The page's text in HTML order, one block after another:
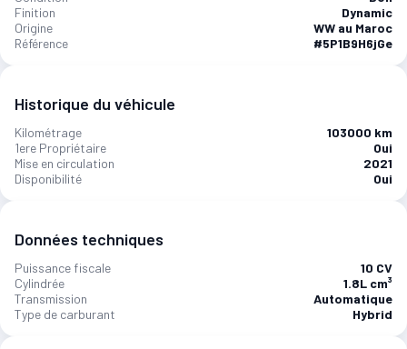
Finition
Dynamic
Origine
WW au Maroc
Référence
#5P1B9H6jGe
Historique du véhicule
Kilométrage
103000 km
1ere Propriétaire
Oui
Mise en circulation
2021
Disponibilité
Oui
Données techniques
Puissance fiscale
10 CV
Cylindrée
1.8L cm³
Transmission
Automatique
Type de carburant
Hybrid